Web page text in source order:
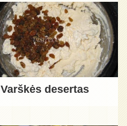
Varškės desertas